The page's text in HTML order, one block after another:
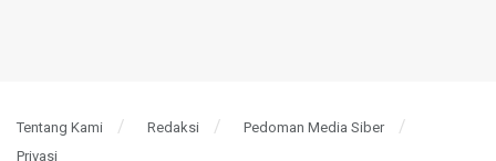
Tentang Kami Redaksi
Pedoman Media Siber
Privasi